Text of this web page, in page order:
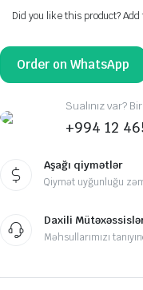
Did you like this product?
Order on WhatsApp
Sualınız var?
+994 12
Aşağı qiymətlər
Qiymət uyğunluğu
Daxili
Məhsullarımızı